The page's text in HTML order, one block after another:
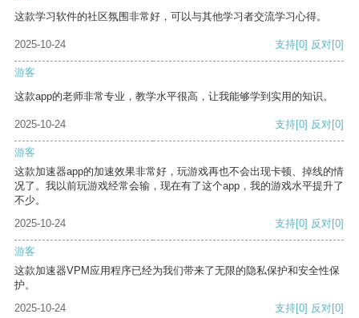
这款学习软件的社区氛围非常好，可以与其他学习者交流学习心得。
2025-10-24 支持[0] 反对[0]
游客
这款app的老师非常专业，教学水平很高，让我能够学到实用的知识。
2025-10-24 支持[0] 反对[0]
游客
这款加速器app的加速效果非常好，玩游戏再也不会出现卡顿、掉线的情
况了。我以前玩游戏经常会输，现在有了这个app，我的游戏水平提升了
不少。
2025-10-24
支持[0] 反对[0]
游客
这款加速器VPM应用程序已经为我们带来了无限的隐私保护和安全性保
护。
2025-10-24
支持[0] 反对[0]